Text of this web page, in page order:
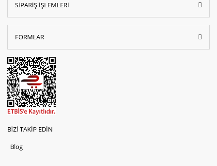
SİPARİŞ İŞLEMLERİ
FORMLAR
BİZİ TAKİP EDİN
Blog